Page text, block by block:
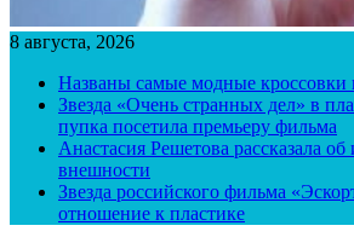
8 августа, 2026
Названы самые модные кроссовки
Звезда «Очень странных дел» в
пупка посетила премьеру фильма
Анастасия Решетова рассказала
внешности
Звезда российского фильма
отношение к пластике